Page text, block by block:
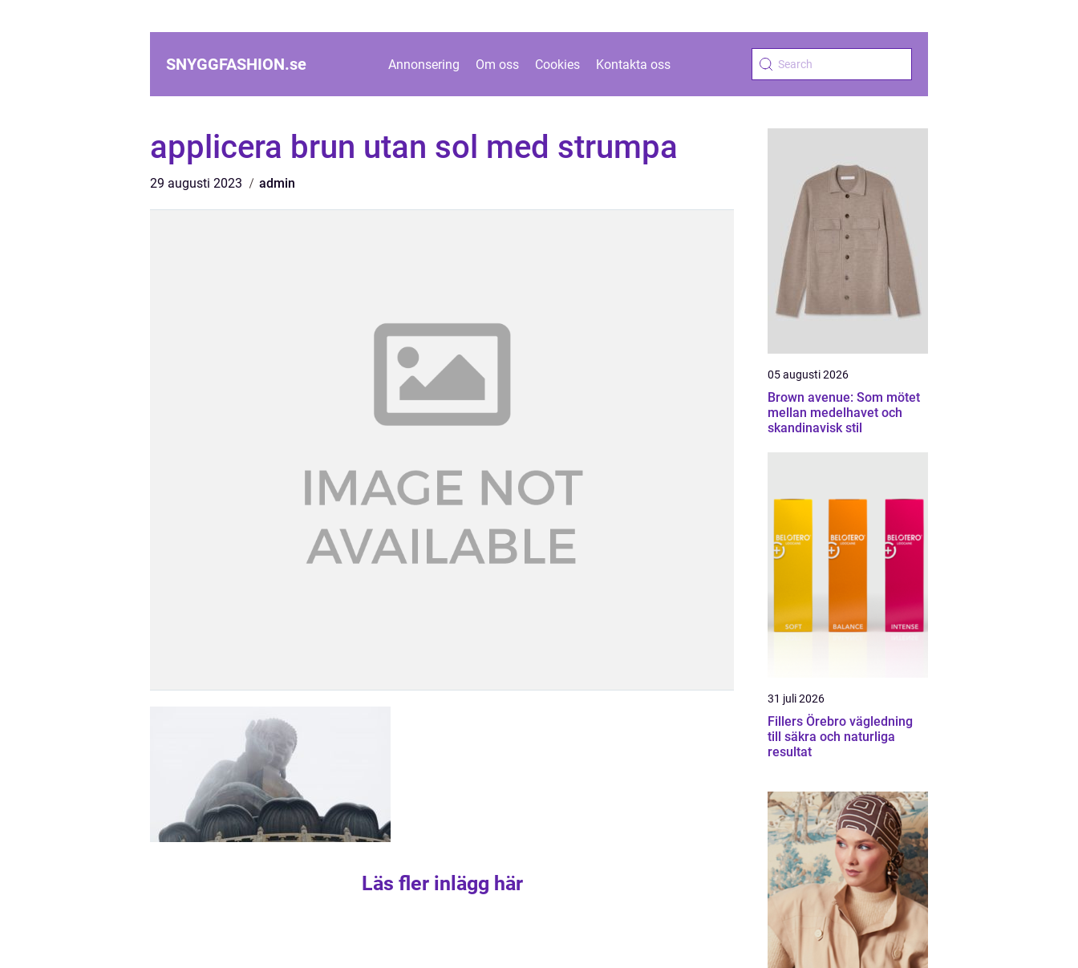
SNYGGFASHION.se Annonsering Om oss Cookies Kontakta oss
applicera brun utan sol med strumpa
29 augusti 2023 admin
Läs fler inlägg här
05 augusti 2026
Brown avenue: Som mötet
mellan medelhavet och
skandinavisk stil
31 juli 2026
Fillers Örebro vägledning
till säkra och naturliga
resultat